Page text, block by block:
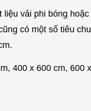
vải phi bóng
có một số tiêu
400 x 600 cm, 600